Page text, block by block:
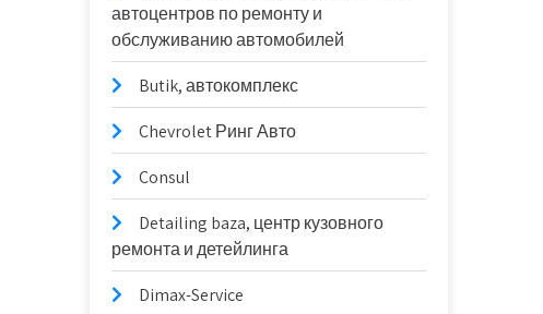
автоцентров по ремонту и
обслуживанию автомобилей
Butik, автокомплекс
Chevrolet Ринг Авто
Consul
Detailing baza, центр кузовного
ремонта и детейлинга
Dimax-Service